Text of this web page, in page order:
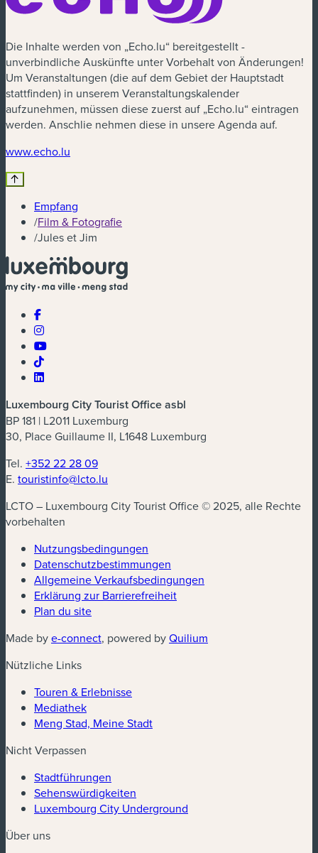
Die Inhalte werden von „Echo.lu“ bereitgestellt -
unverbindliche Auskünfte unter Vorbehalt von Änderungen!
Um Veranstaltungen (die auf dem Gebiet der Hauptstadt
stattfinden) in unserem Veranstaltungskalender
aufzunehmen, müssen diese zuerst auf „Echo.lu“ eintragen
werden. Anschlie nehmen diese in unsere Agenda auf.
www.echo.lu
Empfang
/Film & Fotografie
/Jules et Jim
Luxembourg City Tourist Office asbl
BP 181 | L2011 Luxemburg
30, Place Guillaume II, L1648 Luxemburg
Tel. +352 22 28 09
E. touristinfo@lcto.lu
LCTO – Luxembourg City Tourist Office © 2025, alle Rechte
vorbehalten
Nutzungsbedingungen
Datenschutzbestimmungen
Allgemeine Verkaufsbedingungen
Erklärung zur Barrierefreiheit
Plan du site
Made bye-connect, powered byQuilium
Nützliche Links
Touren & Erlebnisse
Mediathek
Meng Stad, Meine Stadt
Nicht Verpassen
Stadtführungen
Sehenswürdigkeiten
Luxembourg City Underground
Über uns